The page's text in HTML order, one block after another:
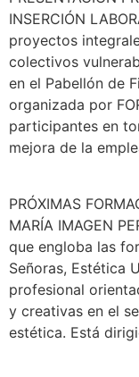
INSERCIÓN
proyectos
colectivos
en el Pabellón de
organizada por
participantes en
mejora de la
PRÓXIMAS
MARÍA IMAGEN
que engloba las
Señoras, Estética
profesional
y creativas en el
estética. Está